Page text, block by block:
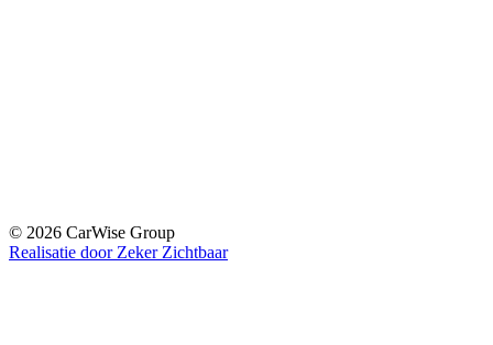
© 2026 CarWise Group
Realisatie door Zeker Zichtbaar